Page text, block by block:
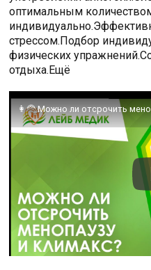
оптимальным
стрессом.Подбор
физических
отдыха.Ещё
👩‍🦰 Можно ли отсрочить